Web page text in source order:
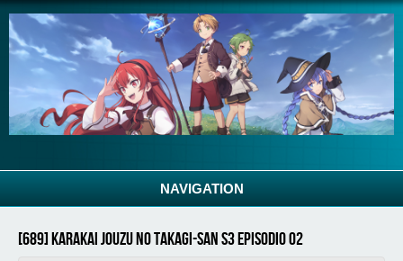
NAVIGATION
[689] Karakai Jouzu no Takagi-san S3 Episodio 02